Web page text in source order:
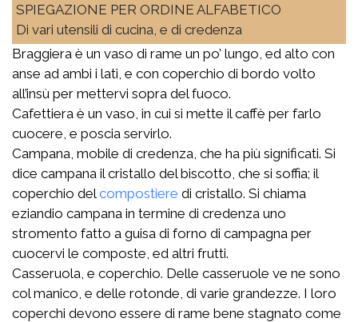
SPIEGAZIONE PER ORDINE ALFABETICO
Di vari utensili di cucina, e di credenza
Braggiera è un vaso di rame un po’ lungo, ed alto con
anse ad ambi i lati, e con coperchio di bordo volto
all’insù per mettervi sopra del fuoco.
Cafettiera è un vaso, in cui si mette il caffè per farlo
cuocere, e poscia servirlo.
Campana, mobile di credenza, che ha più significati. Si
dice campana il cristallo del biscotto, che si soffia; il
coperchio delcompostiere di cristallo. Si chiama
eziandio campana in termine di credenza uno
stromento fatto a guisa di forno di campagna per
cuocervi le composte, ed altri frutti.
Casseruola, e coperchio. Delle casseruole ve ne sono
col manico, e delle rotonde, di varie grandezze. I loro
coperchi devono essere di rame bene stagnato come